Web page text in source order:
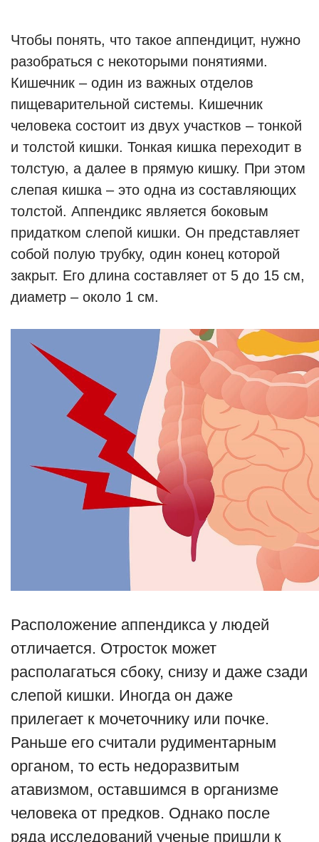
Чтобы понять, что такое аппендицит, нужно
разобраться с некоторыми понятиями.
Кишечник – один из важных отделов
пищеварительной системы. Кишечник
человека состоит из двух участков – тонкой
и толстой кишки. Тонкая кишка переходит в
толстую, а далее в прямую кишку. При этом
слепая кишка – это одна из составляющих
толстой. Аппендикс является боковым
придатком слепой кишки. Он представляет
собой полую трубку, один конец которой
закрыт. Его длина составляет от 5 до 15 см,
диаметр – около 1 см.
Расположение аппендикса у людей
отличается. Отросток может
располагаться сбоку, снизу и даже сзади
слепой кишки. Иногда он даже
прилегает к мочеточнику или почке.
Раньше его считали рудиментарным
органом, то есть недоразвитым
атавизмом, оставшимся в организме
человека от предков. Однако после
ряда исследований ученые пришли к